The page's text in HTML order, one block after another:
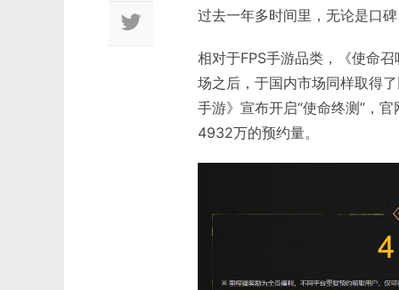
过去一年多时间里，无论是口
相对于FPS手游品类，《使命
场之后，于国内市场同样取得
手游》宣布开启“使命终测”，
4932万的预约量。